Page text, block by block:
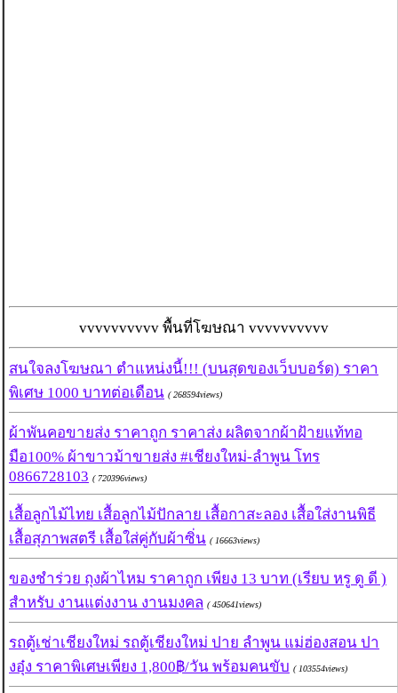
vvvvvvvvvv พื้นที่โฆษณา vvvvvvvvvv
สนใจลงโฆษณา ตำแหน่งนี้!!! (บนสุดของเว็บบอร์ด) ราคา
พิเศษ 1000 บาทต่อเดือน ( 268594views)
ผ้าพันคอขายส่ง ราคาถูก ราคาส่ง ผลิตจากผ้าฝ้ายแท้ทอ
มือ100% ผ้าขาวม้าขายส่ง #เชียงใหม่-ลำพูน โทร
0866728103 ( 720396views)
เสื้อลูกไม้ไทย เสื้อลูกไม้ปักลาย เสื้อกาสะลอง เสื้อใส่งานพิธี
เสื้อสุภาพสตรี เสื้อใส่คู่กับผ้าซิ่น ( 16663views)
ของชำร่วย ถุงผ้าไหม ราคาถูก เพียง 13 บาท (เรียบ หรู ดู ดี )
สำหรับ งานแต่งงาน งานมงคล ( 450641views)
รถตู้เช่าเชียงใหม่ รถตู้เชียงใหม่ ปาย ลำพูน แม่ฮ่องสอน ปา
งอุ๋ง ราคาพิเศษเพียง 1,800฿/วัน พร้อมคนขับ ( 103554views)